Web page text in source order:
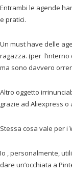
Entrambi le agende
e pratici.
Un must have delle
ragazza. (per
ma sono davvero
Altro oggetto
grazie ad Aliexpress o
Stessa cosa vale per i
Io , personalmente,
dare un’occhiata a